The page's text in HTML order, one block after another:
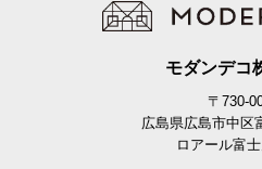
モダンデコ
〒730-
広島県広島市中区
ロアール富